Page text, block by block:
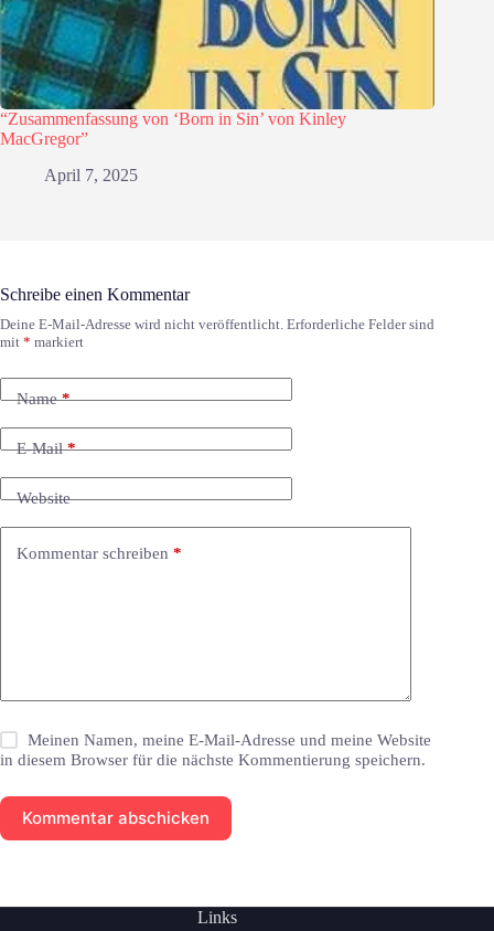
“Zusammenfassung von ‘Born in Sin’ von Kinley
MacGregor”
April 7, 2025
Schreibe einen Kommentar
Deine E-Mail-Adresse wird nicht veröffentlicht. Erforderliche Felder sind
mit * markiert
Name*
E-Mail*
Website
Kommentar schreiben *
Meinen Namen, meine E-Mail-Adresse und meine Website
in diesem Browser für die nächste Kommentierung speichern.
Kommentar abschicken
Links